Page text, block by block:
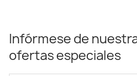
Infórmese de
ofertas especiales